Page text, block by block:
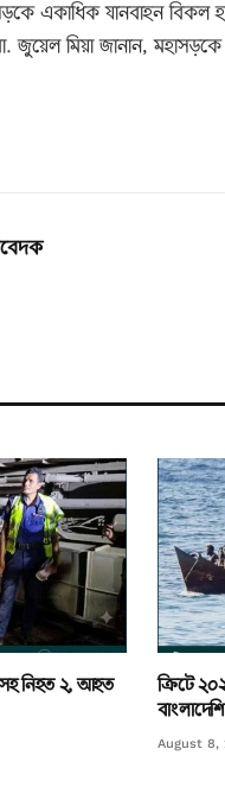
একাধিক যানবাহন বিকল
জুয়েল মিয়া জানান,
নিহত ২, আহত
ক্রিটে
বাংলাদেশি
August 8,